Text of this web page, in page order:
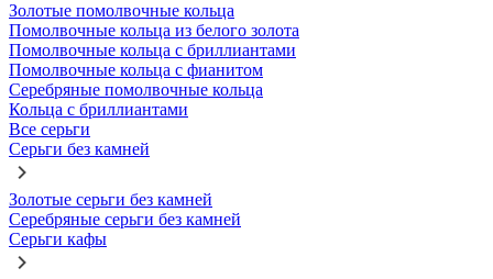
Золотые помолвочные кольца
Помолвочные кольца из белого золота
Помолвочные кольца с бриллиантами
Помолвочные кольца с фианитом
Серебряные помолвочные кольца
Кольца с бриллиантами
Все серьги
Серьги без камней
Золотые серьги без камней
Серебряные серьги без камней
Серьги кафы